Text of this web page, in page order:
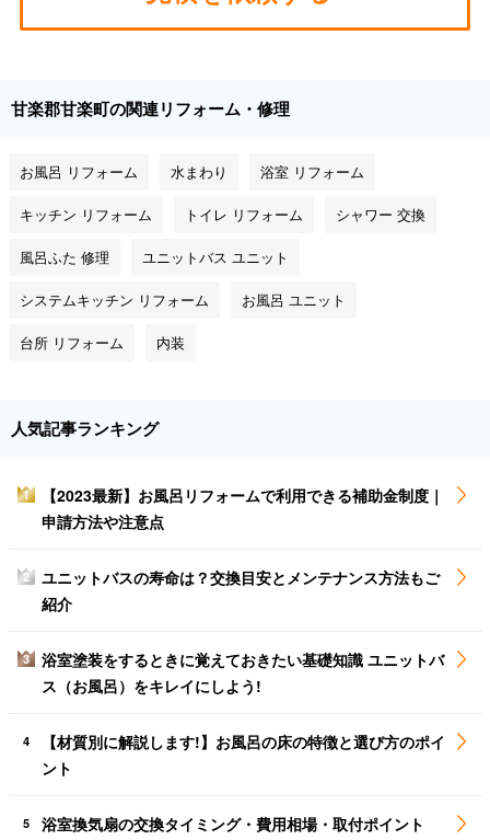
甘楽郡甘楽町の関連リフォーム・修理
お風呂 リフォーム 水まわり 浴室 リフォーム
キッチン リフォーム トイレ リフォーム シャワー 交換
風呂ふた 修理 ユニットバス ユニット
システムキッチン リフォーム お風呂 ユニット
台所 リフォーム 内装
人気記事ランキング
1
【2023最新】お風呂リフォームで利用できる補助金制度｜
申請方法や注意点
2
ユニットバスの寿命は？交換目安とメンテナンス方法もご
紹介
3
浴室塗装をするときに覚えておきたい基礎知識 ユニットバ
ス（お風呂）をキレイにしよう!
4
【材質別に解説します!】お風呂の床の特徴と選び方のポイ
ント
5 浴室換気扇の交換タイミング・費用相場・取付ポイント